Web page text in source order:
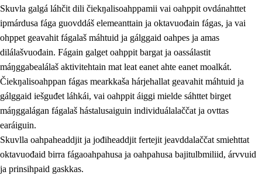
Skuvla galgá láhčit dili čiekŋalisoahppamii vai oahppit ovdánahttet
ipmárdusa fága guovddáš elemeanttain ja oktavuođain fágas, ja vai
ohppet geavahit fágalaš máhtuid ja gálggaid oahpes ja amas
dilálašvuođain. Fágain galget oahppit bargat ja oassálastit
máŋggabealálaš aktivitehtain mat leat eanet ahte eanet moalkát.
Čiekŋalisoahppan fágas mearkkaša hárjehallat geavahit máhtuid ja
gálggaid iešguđet láhkái, vai oahppit áiggi mielde sáhttet birget
máŋggalágan fágalaš hástalusaiguin individuálalaččat ja ovttas
earáiguin.
Skuvlla oahpaheaddjit ja jođiheaddjit fertejit jeavddalaččat smiehttat
oktavuođaid birra fágaoahpahusa ja oahpahusa bajitulbmiliid, árvvuid
ja prinsihpaid gaskkas.